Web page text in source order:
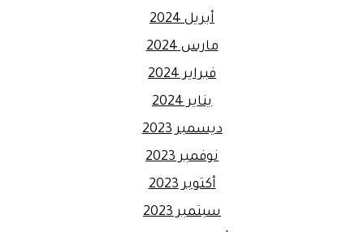
أبريل 2024
مارس 2024
فبراير 2024
يناير 2024
ديسمبر 2023
نوفمبر 2023
أكتوبر 2023
سبتمبر 2023